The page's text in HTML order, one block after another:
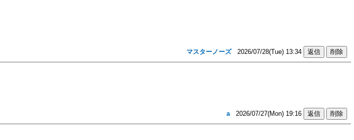
マスターノーズ2026/07/28(Tue) 13:34
a 2026/07/27(Mon) 19:16